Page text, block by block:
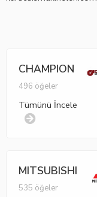
CHAMPION
496 öğeler
Tümünü İncele
MITSUBISHI
535 öğeler